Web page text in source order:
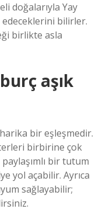
doğalarıyla Yay
edeceklerini bilirler.
birlikte asla
aşık
bir eşleşmedir.
birbirine çok
bir tutum
yol açabilir. Ayrıca
sağlayabilir;